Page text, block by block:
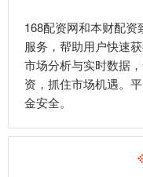
168配资网和本财配
服务，帮助用户快速
市场分析与实时数据
资，抓住市场机遇。
金安全。